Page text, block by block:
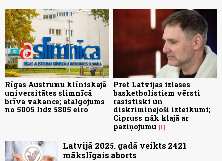
Rīgas Austrumu klīniskajā
universitātes slimnīcā
brīva vakance; atalgojums
no 5005 līdz 5805 eiro
Pret Latvijas izlases
basketbolistiem vērsti
rasistiski un
diskriminējoši izteikumi;
Cipruss nāk klajā ar
paziņojumu 1
Latvijā 2025. gadā veikts 2421
mākslīgais aborts